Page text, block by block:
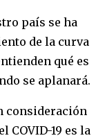
país se ha
de la curva
qué es
se aplanará.
consideración
COVID-19 es la